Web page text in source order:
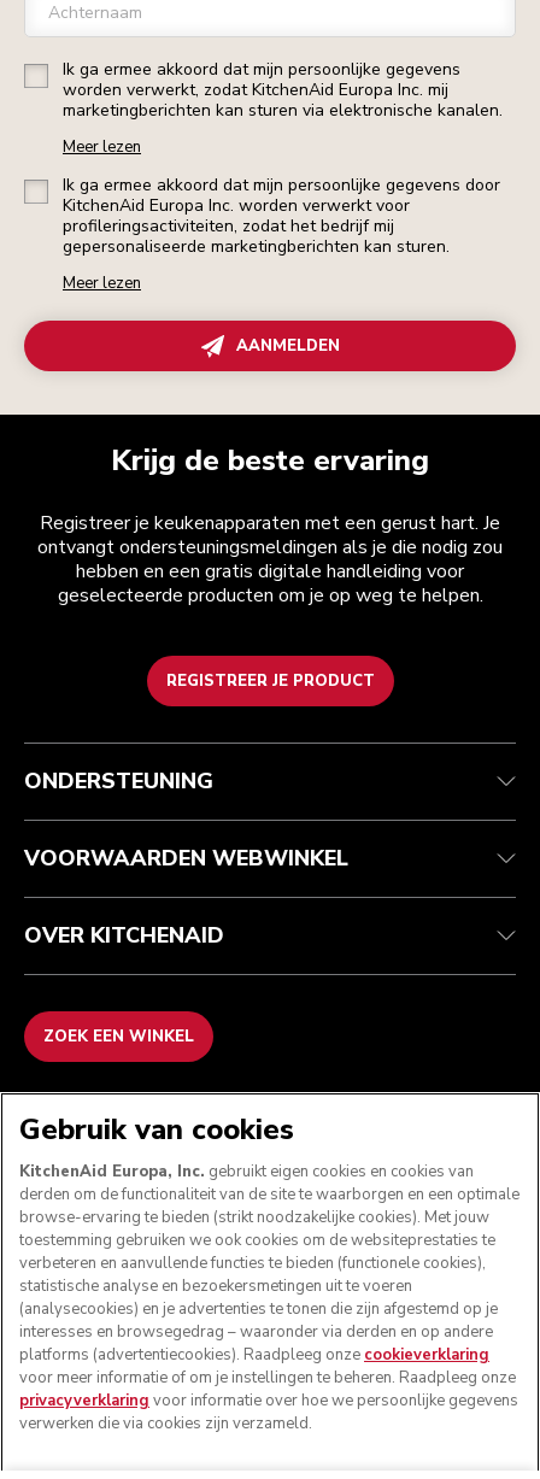
Achternaam
Ik ga ermee akkoord dat mijn persoonlijke gegevens
worden verwerkt, zodat KitchenAid Europa Inc. mij
marketingberichten kan sturen via elektronische kanalen.
Meer lezen
Ik ga ermee akkoord dat mijn persoonlijke gegevens door
KitchenAid Europa Inc. worden verwerkt voor
profileringsactiviteiten, zodat het bedrijf mij
gepersonaliseerde marketingberichten kan sturen.
Meer lezen
AANMELDEN
Krijg de beste ervaring
Registreer je keukenapparaten met een gerust hart. Je
ontvangt ondersteuningsmeldingen als je die nodig zou
hebben en een gratis digitale handleiding voor
geselecteerde producten om je op weg te helpen.
REGISTREER JE PRODUCT
Health check
Je bestelling volgen
Garantie en documenten
Veelgestelde vragen
Algemene voorwaarden
Retournering en terugbetaling
Imprint
ODR
Het merk
Zoek een winkel
ONDERSTEUNING
VOORWAARDEN WEBWINKEL
OVER KITCHENAID
ZOEK EEN WINKEL
VOLG ONS
Gebruik van cookies
KitchenAid Europa, Inc. gebruikt eigen cookies en cookies van
derden om de functionaliteit van de site te waarborgen en een optimale
browse-ervaring te bieden (strikt noodzakelijke cookies). Met jouw
toestemming gebruiken we ook cookies om de websiteprestaties te
verbeteren en aanvullende functies te bieden (functionele cookies),
statistische analyse en bezoekersmetingen uit te voeren
(analysecookies) en je advertenties te tonen die zijn afgestemd op je
interesses en browsegedrag – waaronder via derden en op andere
platforms (advertentiecookies). Raadpleeg onze cookieverklaring
voor meer informatie of om je instellingen te beheren. Raadpleeg onze
privacyverklaring voor informatie over hoe we persoonlijke gegevens
verwerken die via cookies zijn verzameld.